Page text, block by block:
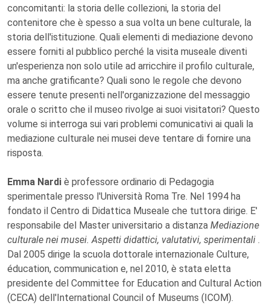
concomitanti: la storia delle collezioni, la storia del
contenitore che è spesso a sua volta un bene culturale, la
storia dell'istituzione. Quali elementi di mediazione devono
essere forniti al pubblico perché la visita museale diventi
un'esperienza non solo utile ad arricchire il profilo culturale,
ma anche gratificante? Quali sono le regole che devono
essere tenute presenti nell'organizzazione del messaggio
orale o scritto che il museo rivolge ai suoi visitatori? Questo
volume si interroga sui vari problemi comunicativi ai quali la
mediazione culturale nei musei deve tentare di fornire una
risposta.
Emma Nardi è professore ordinario di Pedagogia
sperimentale presso l'Università Roma Tre. Nel 1994 ha
fondato il Centro di Didattica Museale che tuttora dirige. E'
responsabile del Master universitario a distanza Mediazione
culturale nei musei. Aspetti didattici, valutativi, sperimentali .
Dal 2005 dirige la scuola dottorale internazionale Culture,
éducation, communication e, nel 2010, è stata eletta
presidente del Committee for Education and Cultural Action
(CECA) dell'International Council of Museums (ICOM).